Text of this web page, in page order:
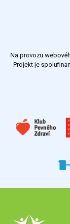
Výsledky
Na provozu
Projekt je